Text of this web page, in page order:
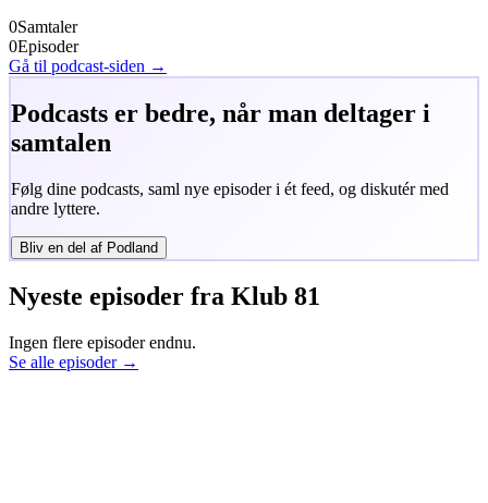
0Samtaler
0Episoder
Gå til podcast-siden →
Podcasts er bedre, når man deltager i
samtalen
Følg dine podcasts, saml nye episoder i ét feed, og diskutér med
andre lyttere.
Bliv en del af Podland
Nyeste episoder fra Klub 81
Ingen flere episoder endnu.
Se alle episoder →